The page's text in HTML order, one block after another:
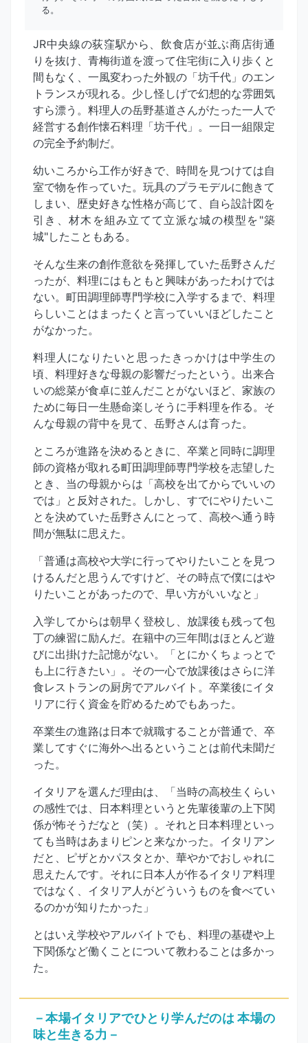
る。
JR中央線の荻窪駅から、飲食店が並ぶ商店街通
りを抜け、青梅街道を渡って住宅街に入り歩くと
間もなく、一風変わった外観の「坊千代」のエン
トランスが現れる。少し怪しげで幻想的な雰囲気
すら漂う。料理人の岳野基道さんがたった一人で
経営する創作懐石料理「坊千代」。一日一組限定
の完全予約制だ。
幼いころから工作が好きで、時間を見つけては自
室で物を作っていた。玩具のプラモデルに飽きて
しまい、歴史好きな性格が高じて、自ら設計図を
引き、材木を組み立てて立派な城の模型を"築
城"したこともある。
そんな生来の創作意欲を発揮していた岳野さんだ
ったが、料理にはもともと興味があったわけでは
ない。町田調理師専門学校に入学するまで、料理
らしいことはまったくと言っていいほどしたこと
がなかった。
料理人になりたいと思ったきっかけは中学生の
頃、料理好きな母親の影響だったという。出来合
いの総菜が食卓に並んだことがないほど、家族の
ために毎日一生懸命楽しそうに手料理を作る。そ
んな母親の背中を見て、岳野さんは育った。
ところが進路を決めるときに、卒業と同時に調理
師の資格が取れる町田調理師専門学校を志望した
とき、当の母親からは「高校を出てからでいいの
では」と反対された。しかし、すでにやりたいこ
とを決めていた岳野さんにとって、高校へ通う時
間が無駄に思えた。
「普通は高校や大学に行ってやりたいことを見つ
けるんだと思うんですけど、その時点で僕にはや
りたいことがあったので、早い方がいいなと」
入学してからは朝早く登校し、放課後も残って包
丁の練習に励んだ。在籍中の三年間はほとんど遊
びに出掛けた記憶がない。「とにかくちょっとで
も上に行きたい」。その一心で放課後はさらに洋
食レストランの厨房でアルバイト。卒業後にイタ
リアに行く資金を貯めるためでもあった。
卒業生の進路は日本で就職することが普通で、卒
業してすぐに海外へ出るということは前代未聞だ
った。
イタリアを選んだ理由は、「当時の高校生くらい
の感性では、日本料理というと先輩後輩の上下関
係が怖そうだなと（笑）。それと日本料理といっ
ても当時はあまりピンと来なかった。イタリアン
だと、ピザとかパスタとか、華やかでおしゃれに
思えたんです。それに日本人が作るイタリア料理
ではなく、イタリア人がどういうものを食べてい
るのかが知りたかった」
とはいえ学校やアルバイトでも、料理の基礎や上
下関係など働くことについて教わることは多かっ
た。
－本場イタリアでひとり学んだのは 本場の
味と生きる力－